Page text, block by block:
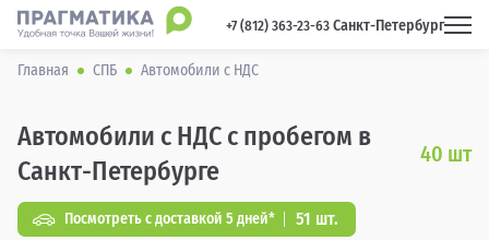
+7 (812) 363-23-63 Санкт-Петербург
Главная СПБ Автомобили с НДС
Автомобили с НДС с пробегом в
Санкт-Петербурге
40 шт
Посмотреть с доставкой 5 дней* 51 шт.